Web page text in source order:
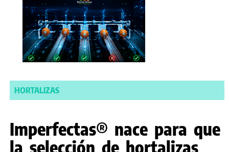
HORTALIZAS
Imperfectas® nace para que
la selección de hortalizas